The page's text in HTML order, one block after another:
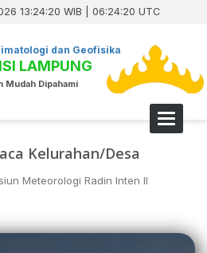
13:24:21 WIB | 06:24:21 UTC
dan Geofisika
LAMPUNG
Mudah Dipahami
Toggle
Kelurahan/Desa
Meteorologi Radin Inten II